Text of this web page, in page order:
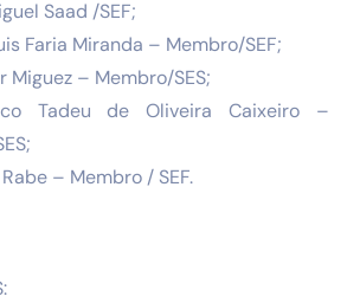
Saad /SEF;
Faria Miranda – Membro/SEF;
Miguez – Membro/SES;
Tadeu de Oliveira Caixeiro –
– Membro / SEF.